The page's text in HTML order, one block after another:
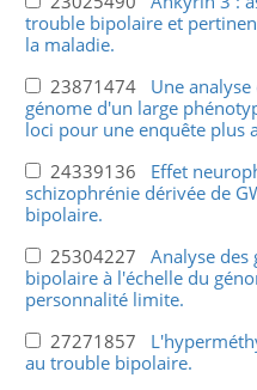
trouble bipolaire et
la maladie.
23871474 Une
génome d'un large
loci pour une enquête plus
24339136 Effet
schizophrénie dérivée de
bipolaire.
25304227 Analyse
bipolaire à l'échelle du
personnalité limite.
27271857
au trouble bipolaire.